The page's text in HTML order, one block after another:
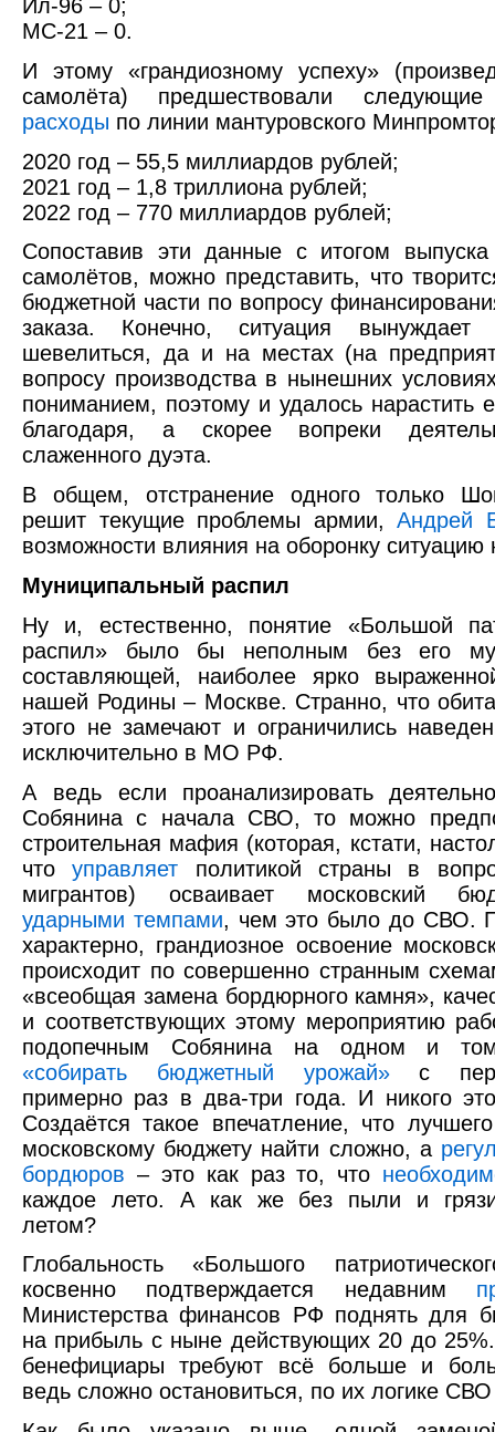
Ил-96 – 0;
МС-21 – 0.
И этому «грандиозному успеху»
самолёта) предшествовали
расходы по линии мантуровского
2020 год – 55,5 миллиардов рублей;
2021 год – 1,8 триллиона рублей;
2022 год – 770 миллиардов рублей;
Сопоставив эти данные с итогом выпуска
самолётов, можно представить, что
бюджетной части по вопросу
заказа. Конечно, ситуация вынуждает
шевелиться, да и на местах (на
вопросу производства в нынешних
пониманием, поэтому и удалось нарастить
благодаря, а скорее вопреки
слаженного дуэта.
В общем, отстранение одного только
решит текущие проблемы армии, Андрей
возможности влияния на оборонку ситуацию
Муниципальный распил
Ну и, естественно, понятие «Большой
распил» было бы неполным без его
составляющей, наиболее ярко
нашей Родины – Москве. Странно, что
этого не замечают и ограничились
исключительно в МО РФ.
А ведь если проанализировать
Собянина с начала СВО, то можно
строительная мафия (которая, кстати,
чтоуправляет политикой страны в
мигрантов) осваивает московский
ударными темпами, чем это было до СВО.
характерно, грандиозное освоение
происходит по совершенно странным
«всеобщая замена бордюрного камня»,
и соответствующих этому мероприятию
подопечным Собянина на одном и
«собирать бюджетный урожай»с
примерно раз в два-три года. И никого
Создаётся такое впечатление, что
московскому бюджету найти сложно, а
бордюров – это как раз то, что
каждое лето. А как же без пыли и грязи
летом?
Глобальность «Большого
косвенно подтверждается недавним
Министерства финансов РФ поднять для
на прибыль с ныне действующих 20 до
бенефициары требуют всё больше и
ведь сложно остановиться, по их логике